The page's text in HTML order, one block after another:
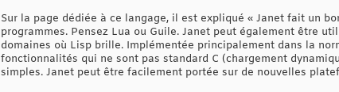
Sur la page dédiée à ce langage, il est expliqué « Janet fait un
programmes. Pensez Lua ou Guile. Janet peut également être
domaines où Lisp brille. Implémentée principalement dans la
fonctionnalités qui ne sont pas standard C (chargement
simples. Janet peut être facilement portée sur de nouvelles